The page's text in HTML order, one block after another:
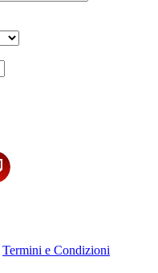
Termini e Condizioni